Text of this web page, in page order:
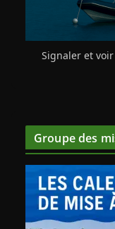
Signaler et
Groupe des